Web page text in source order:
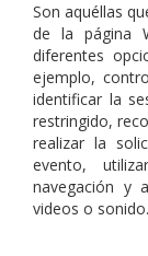
Son aquéllas
de la página
diferentes
ejemplo,
identificar la
restringido,
realizar la
evento,
navegación y
videos o sonido.